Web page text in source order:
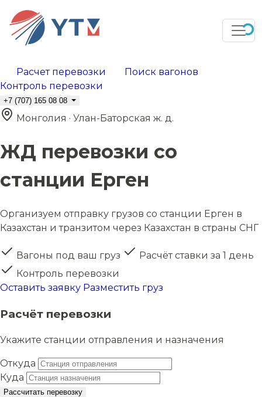
Расчет перевозки
Поиск вагонов
Контроль перевозки
+7 (707) 165 08 08
Монголия · Улан-Баторская ж. д.
ЖД перевозки со
станции Ерген
Организуем отправку грузов со станции Ерген в
Казахстан и транзитом через Казахстан в страны СНГ
Вагоны под ваш груз
Расчёт ставки за 1 день
Контроль перевозки
Оставить заявку Разместить груз
Расчёт перевозки
Укажите станции отправления и назначения
Откуда
Куда
Рассчитать перевозку